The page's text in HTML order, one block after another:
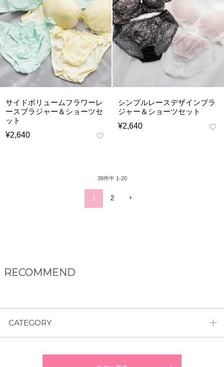
サイドボリュームフラワーレ
ースブラジャー＆ショーツセ
ット
¥2,640
シンプルレースデザインブラ
ジャー＆ショーツセット
¥2,640
38件中 1-20
1 2
RECOMMEND
CATEGORY